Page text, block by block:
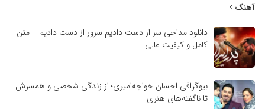
آهنگ
دانلود مداحی سر از دست دادیم سرور از دست دادیم + متن
کامل و کیفیت عالی
بیوگرافی احسان خواجه‌امیری؛ از زندگی شخصی و همسرش
تا ناگفته‌های هنری